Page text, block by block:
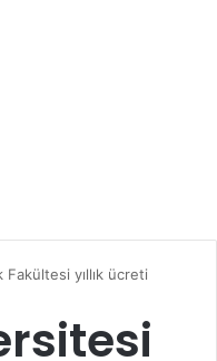
yıllık ücreti